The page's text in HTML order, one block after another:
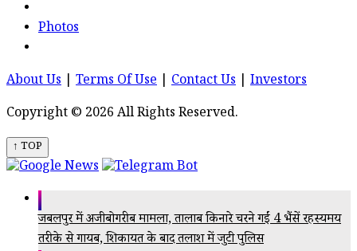
Photos
About Us Terms Of Use Contact Us
Investors
Copyright © 2026 All Rights Reserved.
↑ TOP
जबलपुर में अजीबोगरीब मामला, तालाब किनारे चरने गईं 4 भैंसें रहस्यमय
तरीके से गायब, शिकायत के बाद तलाश में जुटी पुलिस